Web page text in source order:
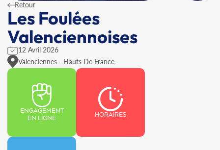
Retour
Les Foulées
Valenciennoises
12 Avril 2026
Valenciennes - Hauts De France
ENGAGEMENT
EN LIGNE
HORAIRES